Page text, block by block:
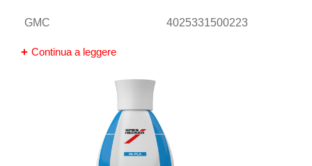
GMC 4025331500223
Continua a leggere